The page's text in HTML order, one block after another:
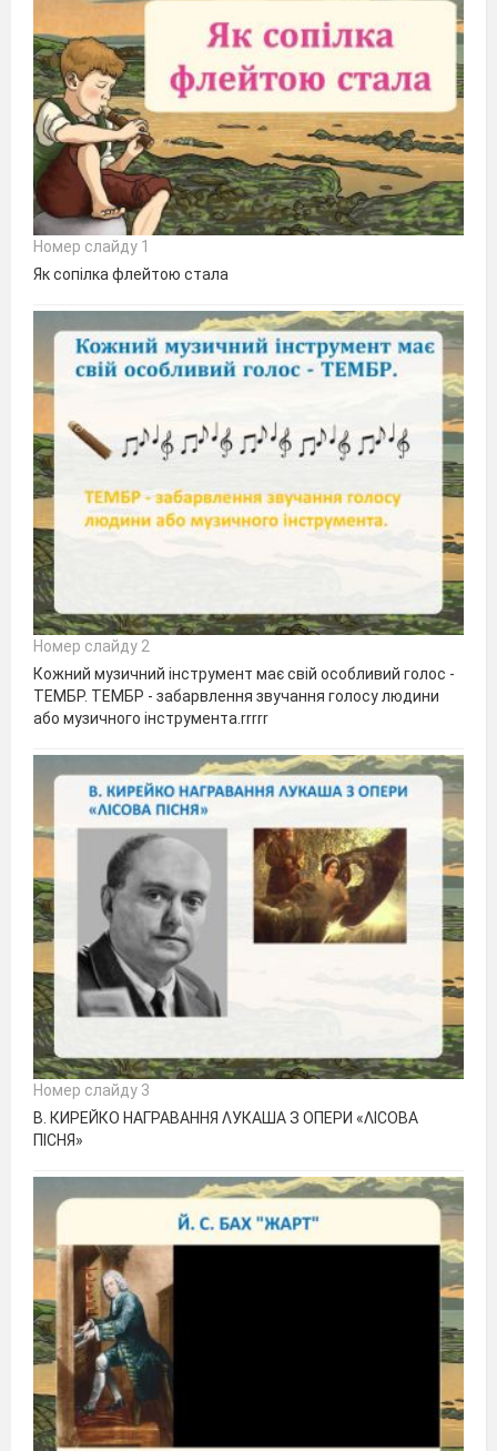
Номер слайду 1
Як сопілка флейтою стала
Номер слайду 2
Кожний музичний інструмент має свій особливий голос -
ТЕМБР. ТЕМБР - забарвлення звучання голосу людини
або музичного інструмента.rrrrr
Номер слайду 3
В. КИРЕЙКО НАГРАВАННЯ ɅУКАША З ОПЕРИ «ɅІСОВА
ПІСНЯ»